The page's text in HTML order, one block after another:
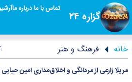
گزاره ۲۴
تماس با مادرباره ما
خانه فرهنگ و هنر
مریلا زارعی از مردانگی و اخلاق‌مداری امین